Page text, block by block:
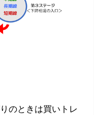
のときは買いトレ